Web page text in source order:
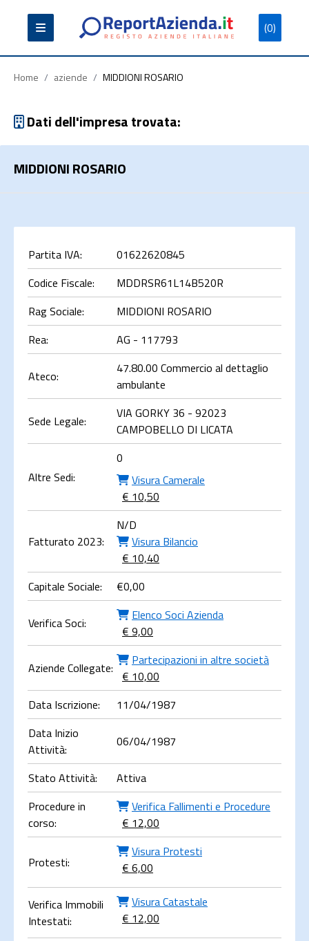
(0)
Partita
Iva
Codice
Fiscale
Ragione
Sociale
Cerca
Home / aziende / MIDDIONI ROSARIO
Dati dell'impresa trovata:
MIDDIONI ROSARIO
Partita IVA:
01622620845
Codice Fiscale:
MDDRSR61L14B520R
Rag Sociale:
MIDDIONI ROSARIO
Rea:
AG - 117793
Ateco:
47.80.00 Commercio al dettaglio
ambulante
Sede Legale:
VIA GORKY 36 - 92023
CAMPOBELLO DI LICATA
Altre Sedi:
0
Visura Camerale
€ 10,50
Fatturato 2023:
N/D
Visura Bilancio
€ 10,40
Capitale Sociale:
€0,00
Verifica Soci:
Elenco Soci Azienda
€ 9,00
Aziende Collegate:
Partecipazioni in altre società
€ 10,00
Data Iscrizione:
11/04/1987
Data Inizio
Attività:
06/04/1987
Stato Attività:
Attiva
Procedure in
corso:
Verifica Fallimenti e Procedure
€ 12,00
Protesti:
Visura Protesti
€ 6,00
Verifica Immobili
Intestati:
Visura Catastale
€ 12,00